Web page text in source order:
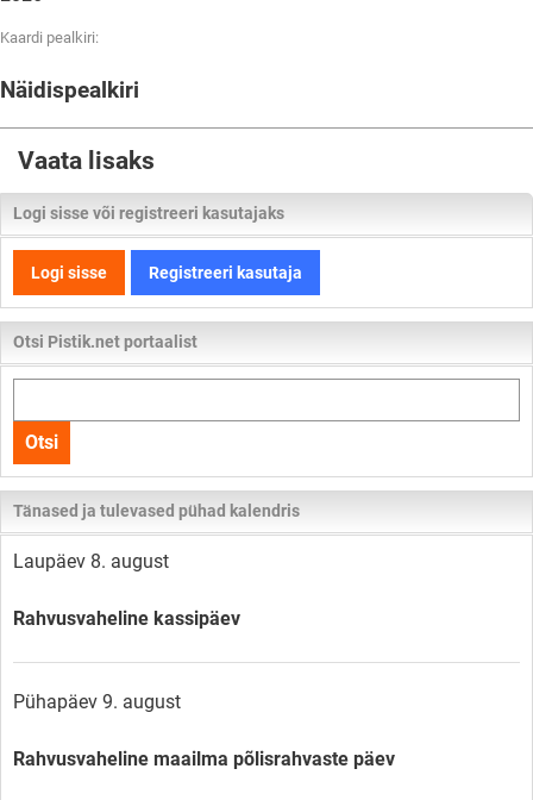
Kaardi pealkiri:
Näidispealkiri
Vaata lisaks
Logi sisse või registreeri kasutajaks
Logi sisse Registreeri kasutaja
Otsi Pistik.net portaalist
kogu
lehelt
Otsi
Tänased ja tulevased pühad kalendris
Laupäev 8. august
Rahvusvaheline kassipäev
Pühapäev 9. august
Rahvusvaheline maailma põlisrahvaste päev